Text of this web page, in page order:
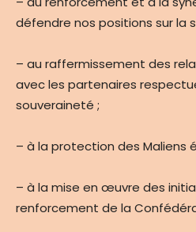
défendre nos positions sur la
– au raffermissement des
avec les partenaires
souveraineté ;
– à la protection des Maliens
– à la mise en œuvre des
renforcement de la